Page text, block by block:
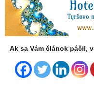
Ak sa Vám článok páčil,